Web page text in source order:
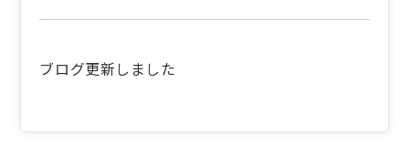
ブログ更新しました